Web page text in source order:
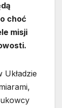
choć
misji
Układzie